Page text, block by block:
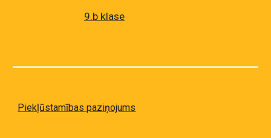
9.b klase
Piekļūstamības paziņojums